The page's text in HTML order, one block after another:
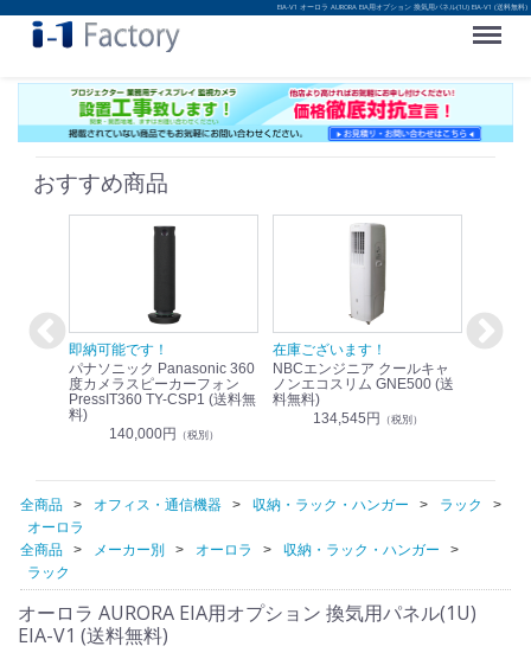
EIA-V1 オーロラ AURORA EIA用オプション 換気用パネル(1U) EIA-V1 (送料無料)
Menu
おすすめ商品
即納可能です！
パナソニック Panasonic 360
度カメラスピーカーフォン
PressIT360 TY-CSP1 (送料無
料)
140,000円 （税別）
在庫ございます！
NBCエンジニア クールキャ
ノンエコスリム GNE500 (送
料無料)
134,545円 （税別）
即納可
全商品 オフィス・通信機器 収納・ラック・ハンガー
ラック
オーロラ
全商品
メーカー別 オーロラ
収納・ラック・ハンガー
ラック
オーロラ AURORA EIA用オプション 換気用パネル(1U)
EIA-V1 (送料無料)